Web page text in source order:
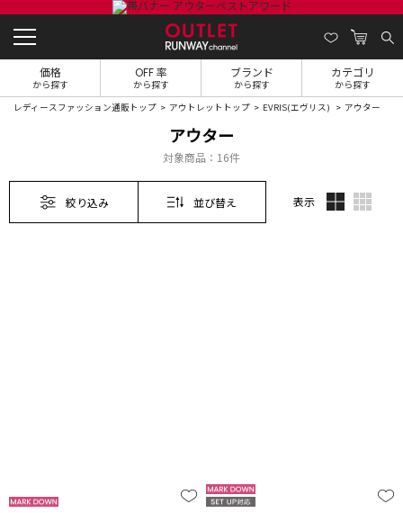
価格
から探す
OFF 率
から探す
ブランド
から探す
カテゴリ
から探す
レディースファッション通販トップ アウトレットトップ EVRIS(エヴリス) アウター
アウター
対象商品： 16件
絞り込み 並び替え 表示